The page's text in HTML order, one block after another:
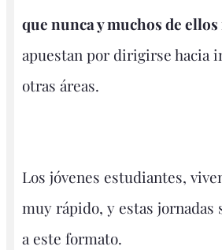
que nunca y muchos de
apuestan por dirigirse hacia
otras áreas.
Los jóvenes estudiantes,
muy rápido, y estas jornadas
a este formato.